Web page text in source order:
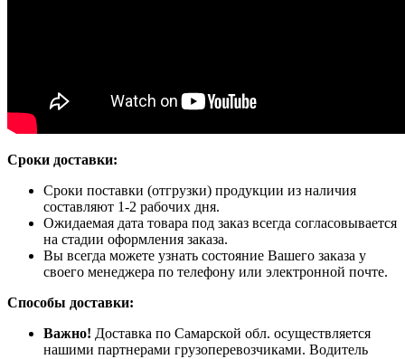
Сроки доставки:
Сроки поставки (отгрузки) продукции из наличия
составляют 1-2 рабочих дня.
Ожидаемая дата товара под заказ всегда согласовывается
на стадии оформления заказа.
Вы всегда можете узнать состояние Вашего заказа у
своего менеджера по телефону или электронной почте.
Способы доставки:
Важно! Доставка по Самарской обл. осуществляется
нашими партнерами грузоперевозчиками. Водитель